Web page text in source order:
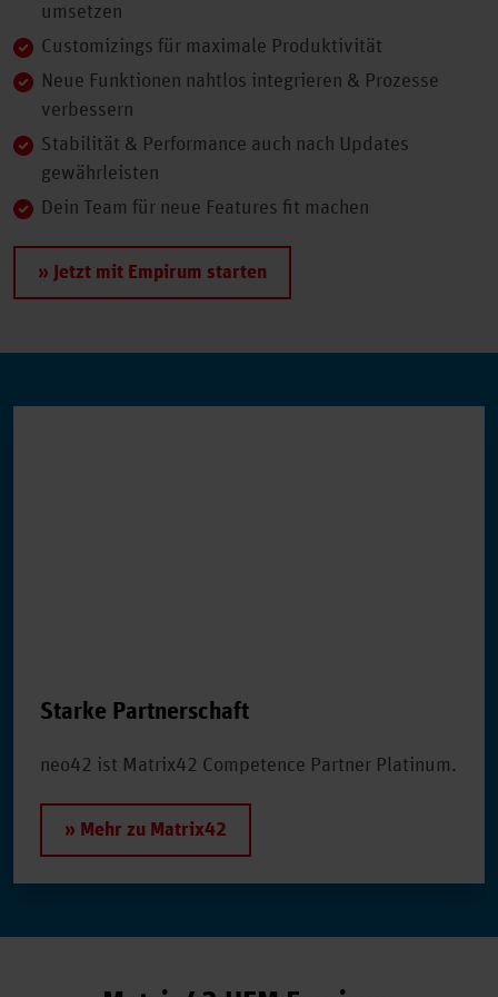
umsetzen
Customizings für maximale Produktivität
Neue Funktionen nahtlos integrieren & Prozesse
verbessern
Stabilität & Performance auch nach Updates
gewährleisten
Dein Team für neue Features fit machen
» Jetzt mit Empirum starten
Starke Partnerschaft
neo42 ist Matrix42 Competence Partner Platinum.
» Mehr zu Matrix42